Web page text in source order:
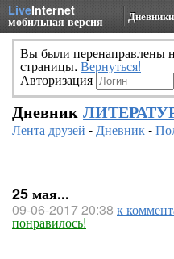
LiveInternet
мобильная версия Дневники
Вы были перенаправлены
страницы. Вернуться!
Авторизация
Дневник
Лента друзей -Дневник-
25 мая...
09-06-2017 20:38 к
понравилось!